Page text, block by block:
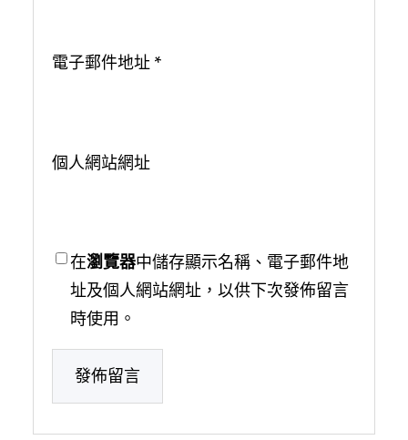
電子郵件地址 *
個人網站網址
在瀏覽器中儲存顯示名稱、電子郵件地
址及個人網站網址，以供下次發佈留言
時使用。